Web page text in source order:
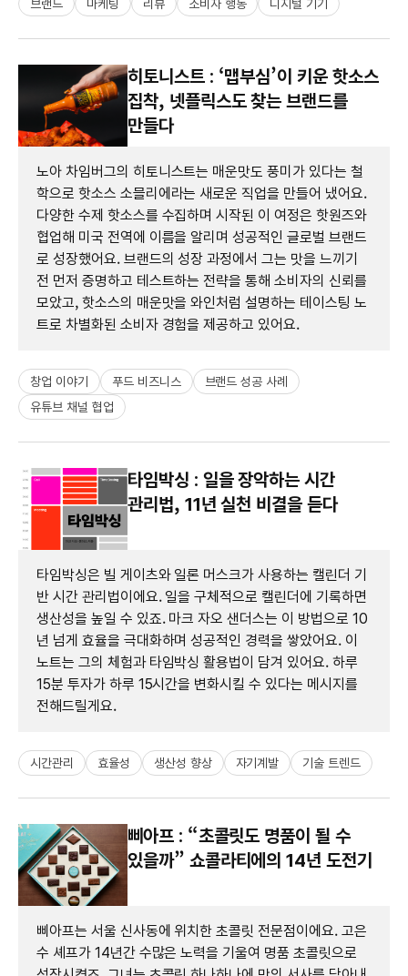
브랜드 마케팅 리뷰 소비자 행동 디지털 기기
히토니스트 : ‘맵부심’이 키운 핫소스
집착, 넷플릭스도 찾는 브랜드를
만들다
노아 차임버그의 히토니스트는 매운맛도 풍미가 있다는 철
학으로 핫소스 소믈리에라는 새로운 직업을 만들어 냈어요.
다양한 수제 핫소스를 수집하며 시작된 이 여정은 핫원즈와
협업해 미국 전역에 이름을 알리며 성공적인 글로벌 브랜드
로 성장했어요. 브랜드의 성장 과정에서 그는 맛을 느끼기
전 먼저 증명하고 테스트하는 전략을 통해 소비자의 신뢰를
모았고, 핫소스의 매운맛을 와인처럼 설명하는 테이스팅 노
트로 차별화된 소비자 경험을 제공하고 있어요.
창업 이야기 푸드 비즈니스
브랜드 성공 사례
유튜브 채널 협업
타임박싱 : 일을 장악하는 시간
관리법, 11년 실천 비결을 듣다
타임박싱은 빌 게이츠와 일론 머스크가 사용하는 캘린더 기
반 시간 관리법이에요. 일을 구체적으로 캘린더에 기록하면
생산성을 높일 수 있죠. 마크 자오 샌더스는 이 방법으로 10
년 넘게 효율을 극대화하며 성공적인 경력을 쌓았어요. 이
노트는 그의 체험과 타임박싱 활용법이 담겨 있어요. 하루
15분 투자가 하루 15시간을 변화시킬 수 있다는 메시지를
전해드릴게요.
시간관리 효율성 생산성 향상 자기계발 기술 트렌드
삐아프 : “초콜릿도 명품이 될 수
있을까” 쇼콜라티에의 14년 도전기
삐아프는 서울 신사동에 위치한 초콜릿 전문점이에요. 고은
수 셰프가 14년간 수많은 노력을 기울여 명품 초콜릿으로